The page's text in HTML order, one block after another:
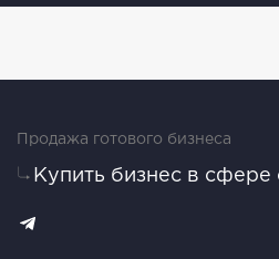
Продажа готового бизнеса
Купить бизнес в сфере